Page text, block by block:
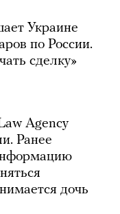
Украине
по России.
сделку»
Agency
Ранее
дочь